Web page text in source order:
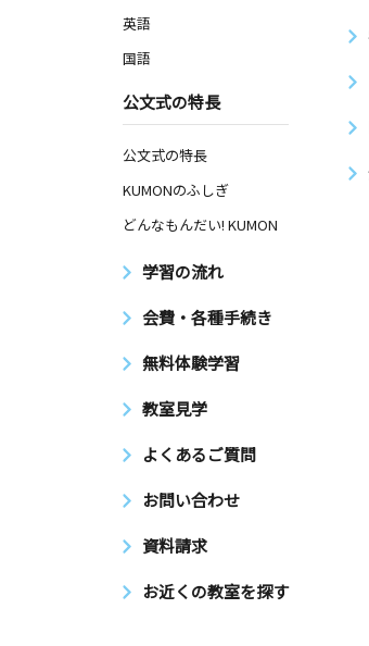
英語
国語
公文式の特長
公文式の特長
KUMONのふしぎ
どんなもんだい! KUMON
学習の流れ
会費・各種手続き
無料体験学習
教室見学
よくあるご質問
お問い合わせ
資料請求
お近くの教室を探す